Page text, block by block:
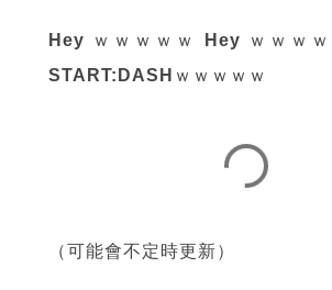
Hey ｗｗｗｗｗ Hey ｗｗｗｗ
START:DASH ｗｗｗｗｗ
（可能會不定時更新）